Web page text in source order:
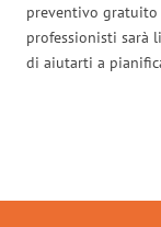
preventivo gratuito
professionisti sarà
di aiutarti a